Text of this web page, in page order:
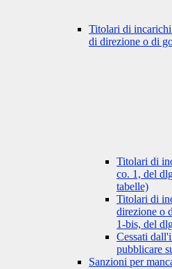
Titolari di
di direzione o di
Titolari di
co. 1, del
tabelle)
Titolari di
direzione o
1-bis, del
Cessati
pubblicare
Sanzioni per